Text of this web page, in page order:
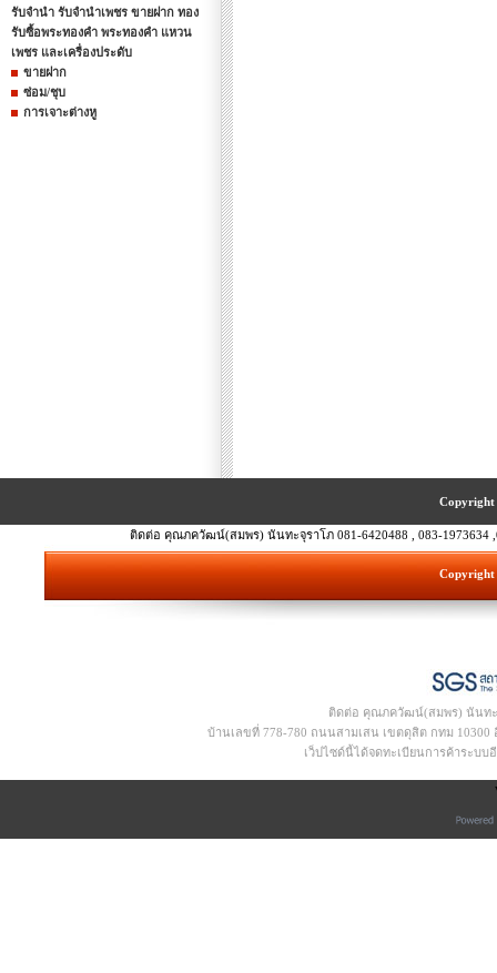
รับจำนำ รับจำนำเพชร ขายฝาก ทอง
รับซื้อพระทองคำ พระทองคำ แหวน
เพชร และเครื่องประดับ
ขายฝาก
ซ่อม/ชุบ
การเจาะต่างหู
Copyright
ติดต่อ คุณภควัฒน์(สมพร) นันทะจุราโภ 081-6420488 , 083-1973634
Copyright
ติดต่อ คุณภควัฒน์(สมพร) นันทะจุ
บ้านเลขที่ 778-780 ถนนสามเสน เขตดุสิต กทม 10300 อี
เว็ปไซด์นี้ได้จดทะเบียนการค้าระบบ